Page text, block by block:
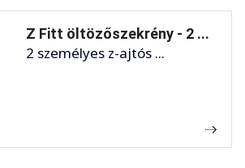
Z Fitt öltözőszekrény - 2 ...
2 személyes z-ajtós ...